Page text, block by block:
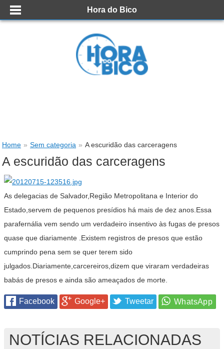
Hora do Bico
Home » Sem categoria » A escuridão das carceragens
A escuridão das carceragens
As delegacias de Salvador,Região Metropolitana e Interior do
Estado,servem de pequenos presídios há mais de dez anos.Essa
parafernália vem sendo um verdadeiro insentivo às fugas de presos
quase que diariamente .Existem registros de presos que estão
cumprindo pena sem se quer terem sido
julgados.Diariamente,carcereiros,dizem que viraram verdadeiras
babás de presos e ainda são ameaçados de morte.
Facebook Google+ Tweetar
NOTÍCIAS RELACIONADAS